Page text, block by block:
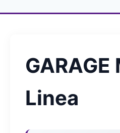
Linea